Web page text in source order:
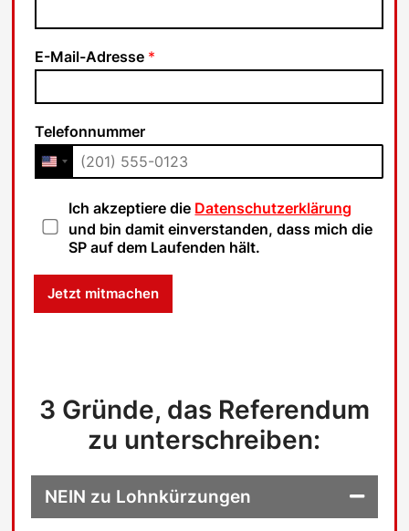
E-Mail-Adresse *
Telefonnummer
n
c
C
c
b
Ich akzeptiere die Datenschutzerklärung
und bin damit einverstanden, dass mich die
SP auf dem Laufenden hält.
Jetzt mitmachen
3 Gründe, das Referendum
zu unterschreiben:
NEIN zu Lohnkürzungen